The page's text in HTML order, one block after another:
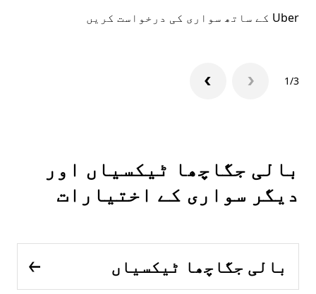
Uber کے ساتھ سواری کی درخواست کریں
1/3
بالی جگاچھا ٹیکسیاں اور
دیگر سواری کے اختیارات
بالی جگاچھا ٹیکسیاں